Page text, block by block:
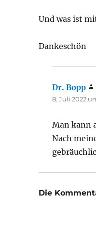
Und was ist
Dankeschön
Dr. Bopp
8. Juli 2022
Man kann
Nach
Die